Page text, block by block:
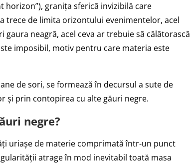
granița sferică invizibilă care
trece de limita orizontului evenimentelor, acel
neagră, acel ceva ar trebuie să călătorască
imposibil, motiv pentru care materia este
de sori, se formează în decursul a sute de
și prin contopirea cu alte găuri negre.
negre?
uriașe de materie comprimată într-un punct
atrage în mod inevitabil toată masa